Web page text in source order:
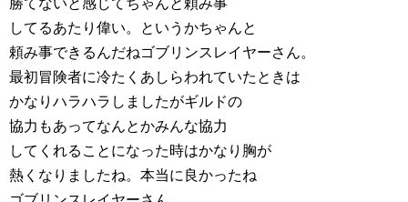
してるあたり偉い。というかちゃんと
頼み事できるんだねゴブリンスレイヤーさん。
最初冒険者に冷たくあしらわれていたときは
かなりハラハラしましたがギルドの
協力もあってなんとかみんな協力
してくれることになった時はかなり胸が
熱くなりましたね。本当に良かったね